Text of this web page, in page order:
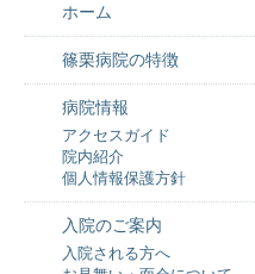
ホーム
篠栗病院の特徴
病院情報
アクセスガイド
院内紹介
個人情報保護方針
入院のご案内
入院される方へ